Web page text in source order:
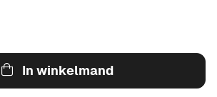
In winkelmand